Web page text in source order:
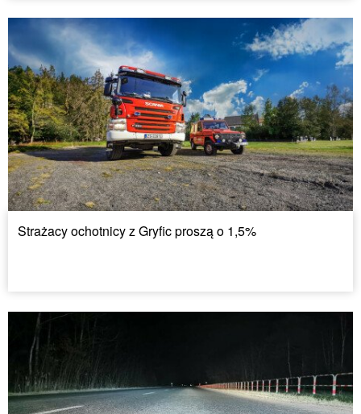
Strażacy ochotnicy z Gryfic proszą o 1,5%